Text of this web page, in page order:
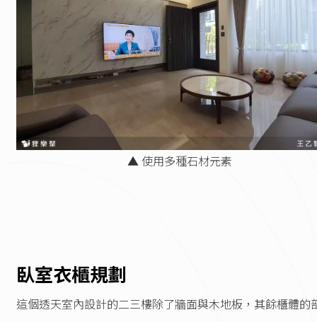
▲ 使用多種石材元素
臥室衣櫃規劃
這個透天室內設計的二三樓除了牆面與木地板，其餘櫃體的